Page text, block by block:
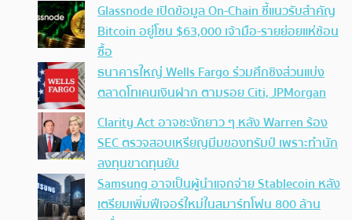
Glassnode เปิดข้อมูล On-Chain ชี้แนวรับสำคัญ
Bitcoin อยู่โซน $63,000 เจ้ามือ-รายย่อยแห่ช้อน
ซื้อ
ธนาคารใหญ่ Wells Fargo ร่วมศึกชิงส่วนแบ่ง
ตลาดโทเคนเงินฝาก ตามรอย Citi, JPMorgan
Clarity Act อาจชะงักยาว ๆ หลัง Warren ร้อง
SEC ตรวจสอบเหรียญมีมของทรัมป์ เพราะทำนัก
ลงทุนขาดทุนยับ
Samsung อาจเป็นผู้นำแจกจ่าย Stablecoin หลัง
เตรียมเพิ่มฟีเจอร์ใหม่ในสมาร์ทโฟน 800 ล้าน